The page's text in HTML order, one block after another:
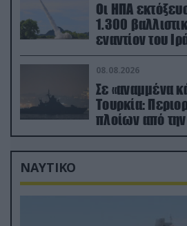
Οι ΗΠΑ
1.300
εναντίον του
διάρκεια του
08.08.2026
Σε «αναμμένα
Τουρκία:
πλοίων από
ΝΑΥΤΙΚΟ